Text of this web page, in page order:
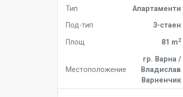
Тип
Апартаменти
Под-тип
3-стаен
Площ
81 m2
Местоположение
гр. Варна /
Владислав
Варненчик